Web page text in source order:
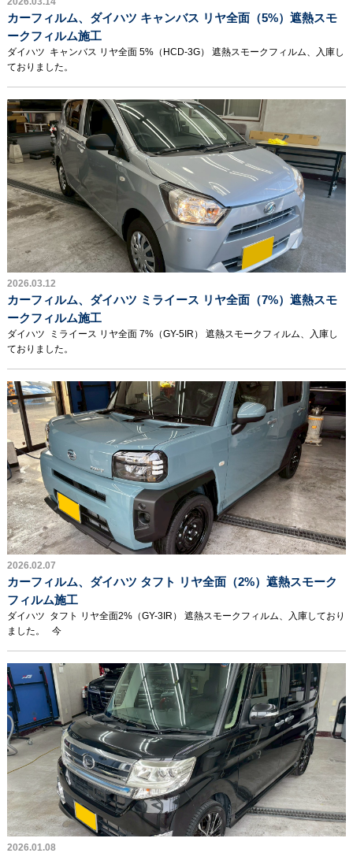
カーフィルム、ダイハツ キャンバス リヤ全面（5%）遮熱スモ
ークフィルム施工
ダイハツ キャンバス リヤ全面 5%（HCD-3G） 遮熱スモークフィルム、入庫し
ておりました。
2026.03.12
カーフィルム、ダイハツ ミライース リヤ全面（7%）遮熱スモ
ークフィルム施工
ダイハツ ミライース リヤ全面 7%（GY-5IR） 遮熱スモークフィルム、入庫し
ておりました。
2026.02.07
カーフィルム、ダイハツ タフト リヤ全面（2%）遮熱スモーク
フィルム施工
ダイハツ タフト リヤ全面2%（GY-3IR） 遮熱スモークフィルム、入庫しており
ました。 今
2026.01.08